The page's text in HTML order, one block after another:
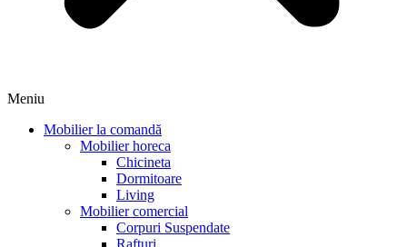
Meniu
Mobilier la comandă
Mobilier horeca
Chicineta
Dormitoare
Living
Mobilier comercial
Corpuri Suspendate